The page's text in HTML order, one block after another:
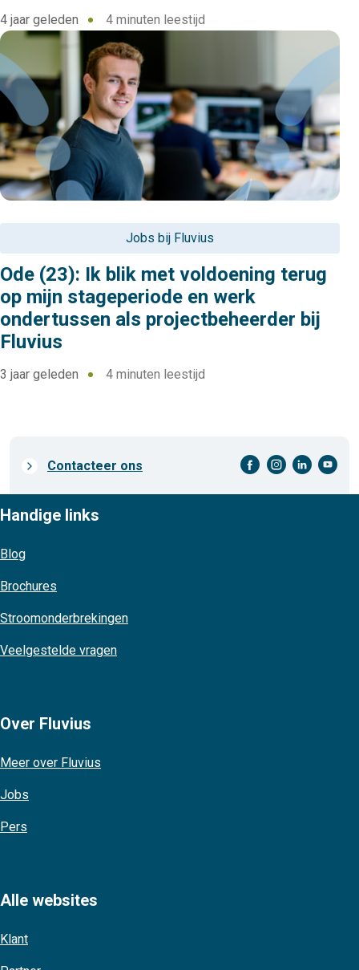
4 jaar geleden 4 minuten leestijd
Jobs bij Fluvius
Ode (23): Ik blik met voldoening terug
op mijn stageperiode en werk
ondertussen als projectbeheerder bij
Fluvius
3 jaar geleden 4 minuten leestijd
Prefooter
Contacteer ons facebook-cirkel instagram-cirkel linkedin-cirkel youtube-cirkel
Handige links
Blog
Brochures
Stroomonderbrekingen
Veelgestelde vragen
Over Fluvius
Meer over Fluvius
Jobs
Pers
Alle websites
Klant